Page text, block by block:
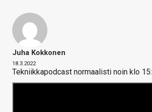
Juha Kokkonen
18.3.2022
Tekniikkapodcast normaalisti noin klo 15: